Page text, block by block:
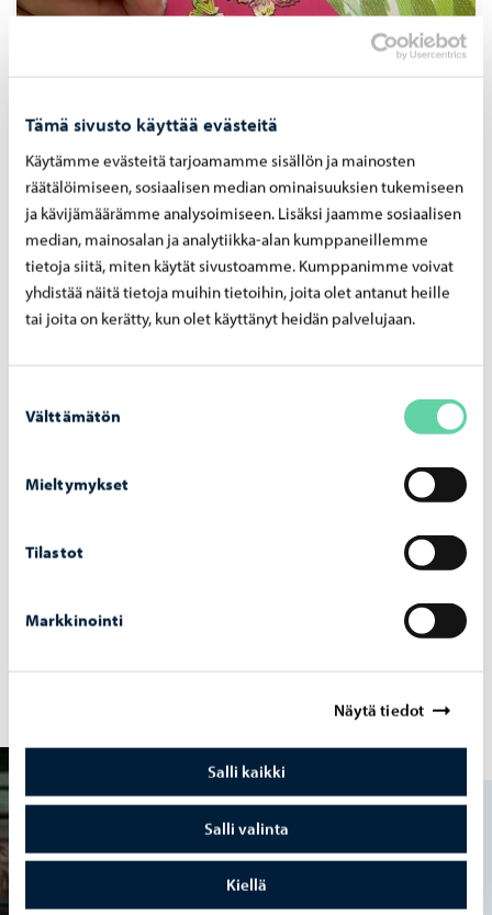
Tämä sivusto käyttää evästeitä
Käytämme evästeitä tarjoamamme sisällön ja mainosten
räätälöimiseen, sosiaalisen median ominaisuuksien tukemiseen
ja kävijämäärämme analysoimiseen. Lisäksi jaamme sosiaalisen
median, mainosalan ja analytiikka-alan kumppaneillemme
tietoja siitä, miten käytät sivustoamme. Kumppanimme voivat
yhdistää näitä tietoja muihin tietoihin, joita olet antanut heille
tai joita on kerätty, kun olet käyttänyt heidän palvelujaan.
valinta
Välttämätön
Mieltymykset
Tilastot
Markkinointi
Näytä tiedot
Salli kaikki
Salli valinta
Kiellä
Kou­lu­päi­vän jäl­kei­nen toi­min­ta
Kou­lu­kul­je­tuk­set